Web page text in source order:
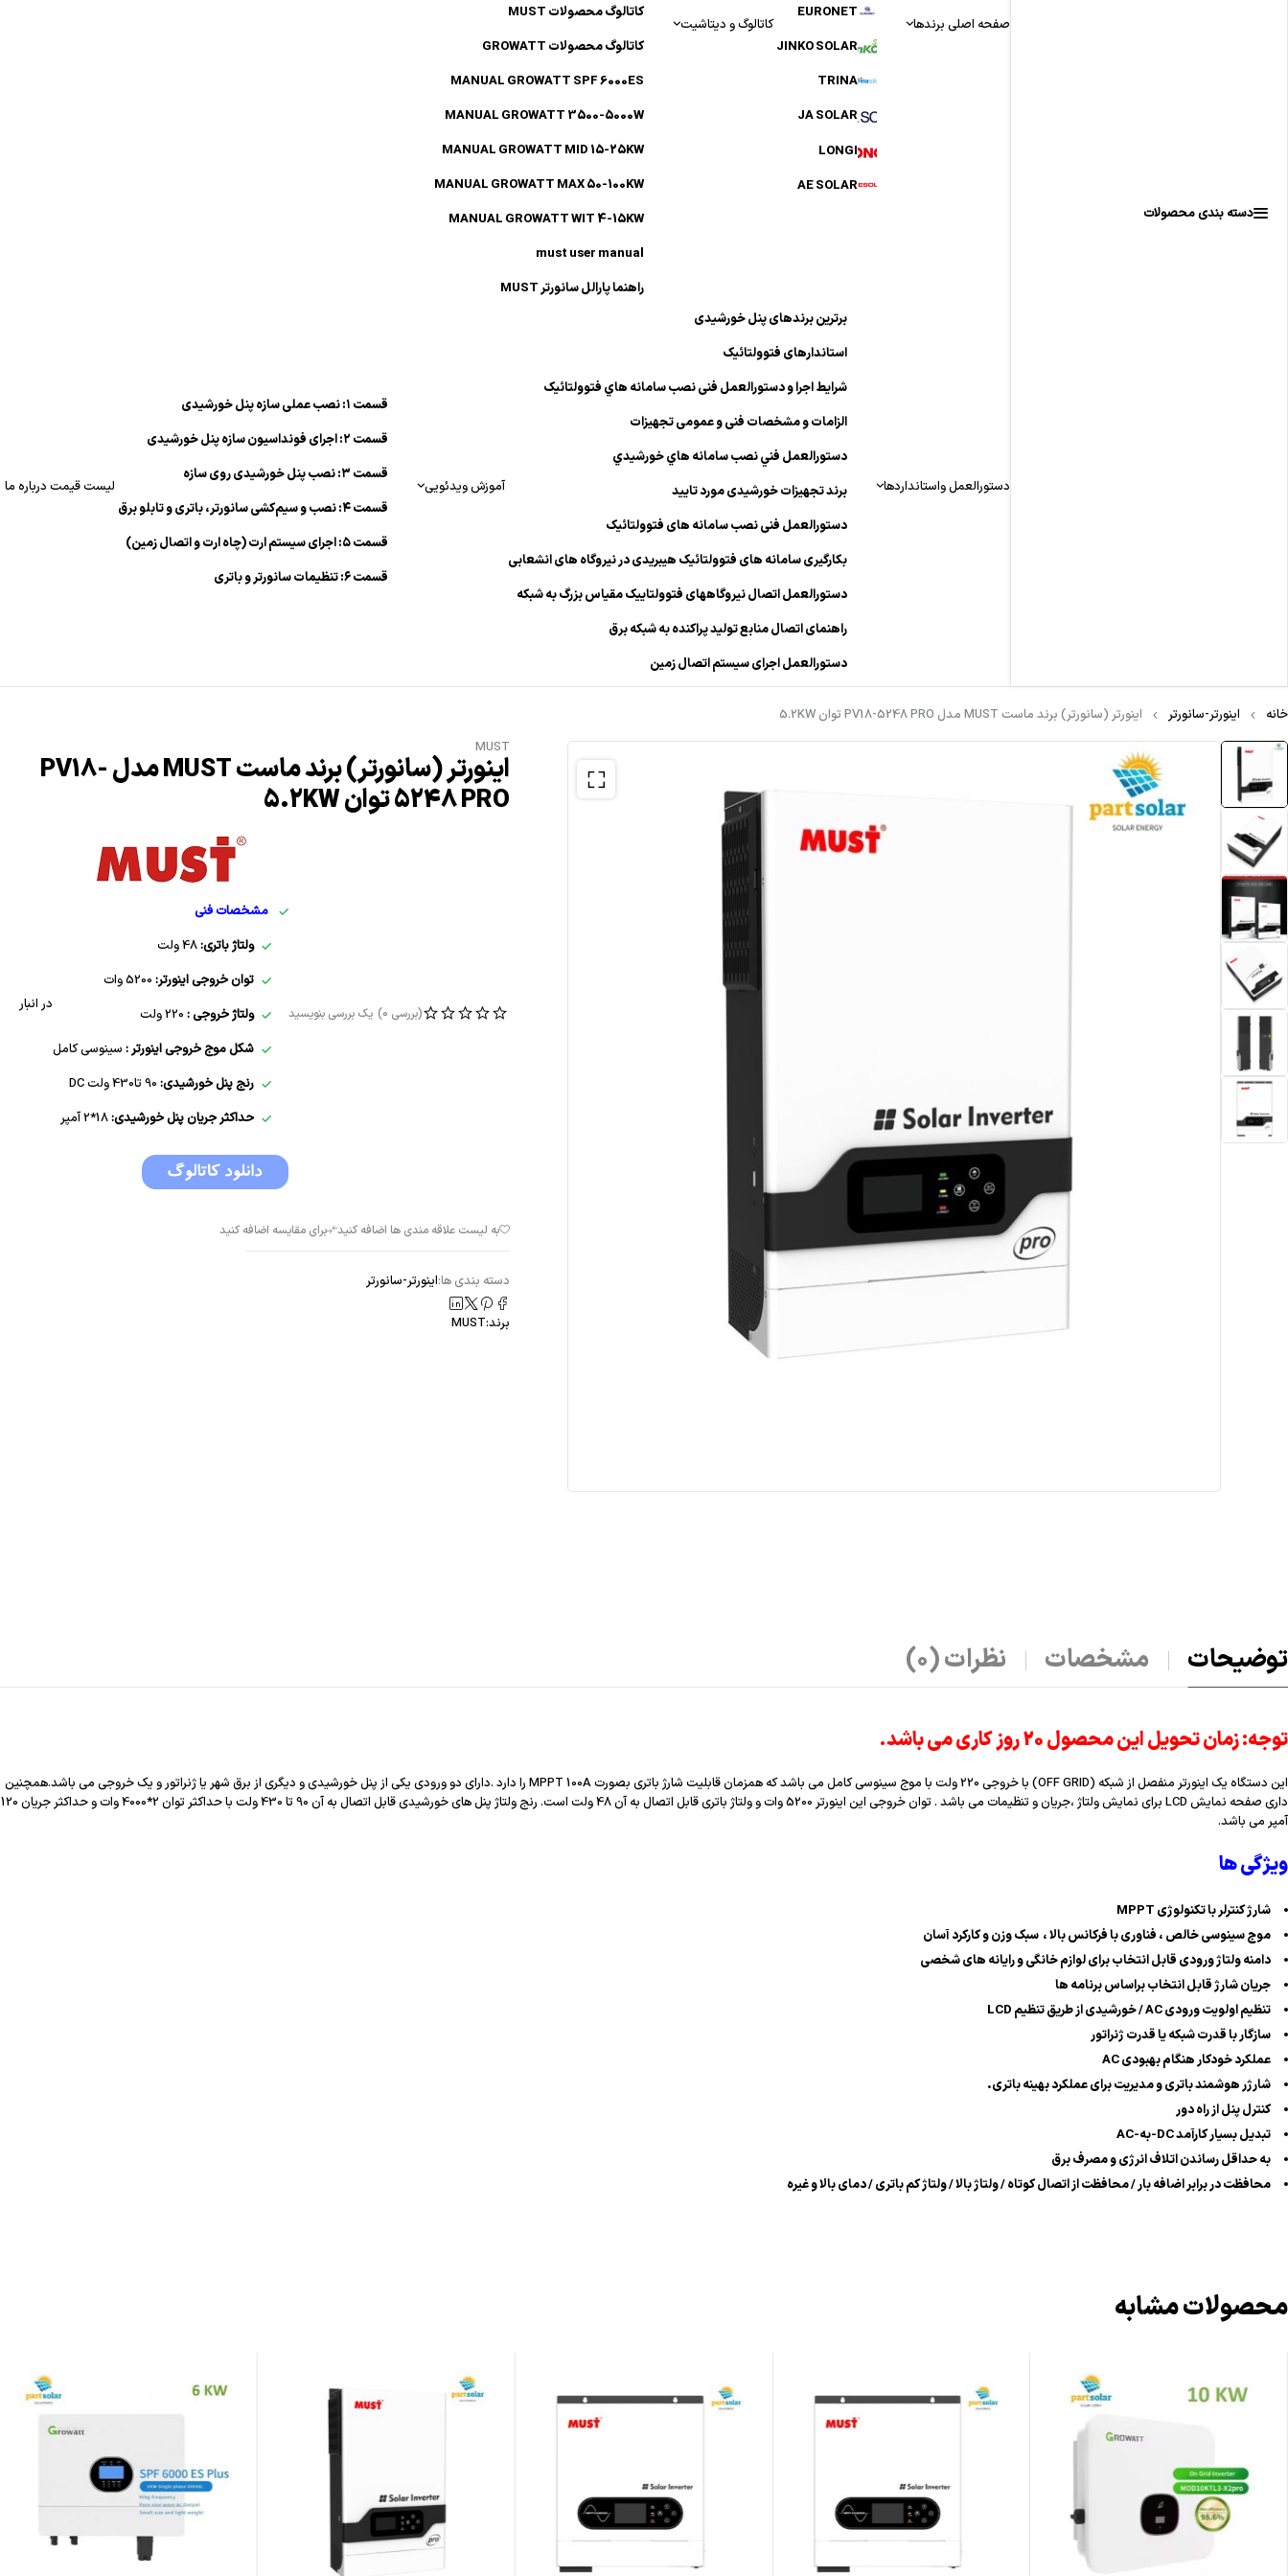
دسته بندی محصولات
صفحه اصلی برندها
EURONET
JINKO SOLAR
TRINA
JA SOLAR
LONGI
AE SOLAR
کاتالوگ و دیتاشیت
کاتالوگ محصولات MUST
کاتالوگ محصولات GROWATT
MANUAL GROWATT SPF 6000ES
MANUAL GROWATT 3500-5000W
MANUAL GROWATT MID 15-25KW
MANUAL GROWATT MAX 50-100KW
MANUAL GROWATT WIT 4-15KW
must user manual
راهنما پارالل سانورتر MUST
دستورالعمل واستانداردها
برترین برندهای پنل خورشیدی
استاندارهای فتوولتائیک
شرایط اجرا و دستورالعمل فنی نصب سامانه هاي فتوولتائیک
الزامات و مشخصات فنی و عمومی تجهیزات
دستورالعمل فني نصب سامانه هاي خورشيدي
برند تجهیزات خورشیدی مورد تایید
دستورالعمل فنی نصب سامانه های فتوولتائیک
بکارگیری سامانه های فتوولتائیک هیبریدی در نیروگاه های انشعابی
دستورالعمل اتصال نیروگاههای فتوولتاییک مقیاس بزرگ به شبکه
راهنمای اتصال منابع تولید پراکنده به شبکه برق
دستورالعمل اجرای سیستم اتصال زمین
آموزش ویدئویی
قسمت ۱: نصب عملی سازه پنل خورشیدی
قسمت ۲: اجرای فونداسیون سازه پنل خورشیدی
قسمت ۳: نصب پنل خورشیدی روی سازه
قسمت ۴: نصب و سیم‌کشی سانورتر، باتری و تابلو برق
قسمت ۵: اجرای سیستم ارت (چاه ارت و اتصال زمین)
قسمت ۶: تنظیمات سانورتر و باتری
لیست قیمت درباره ما
خانه اینورتر-سانورتر
اینورتر (سانورتر) برند ماست MUST مدل PV18-5248 PRO توان 5.2KW
MUST
اینورتر (سانورتر) برند ماست MUST مدل PV18-
5248 PRO توان 5.2KW
(بررسی 0) یک بررسی بنویسید
مشخصات فنی
ولتاژ باتری:
توان خروجی اینورتر:
ولتاژ خروجی :
شکل موج خروجی اینورتر : سینوسی کامل
رنج پنل خورشیدی:
حداکثر جریان پنل خورشیدی:
در انبار
دسته بندی ها:اینورتر-سانورتر
برند:MUST
توضیحات مشخصات نظرات (0)
توجه: زمان تحویل این محصول 20 روز کاری می باشد.
این دستگاه یک اینورتر منفصل از شبکه (OFF GRID) با خروجی 220 ولت با موج سینوسی کامل می باشد که همزمان قابلیت شارژ باتری بصورت MPPT 100A را دارد .دارای دو ورودی یکی از پنل خورشیدی و دیگری از برق شهر یا ژنراتور و یک خروجی می باشد.همچنین
داری صفحه نمایش LCD برای نمایش ولتاژ ،جریان و تنظیمات می باشد . توان خروجی این اینورتر 5200 وات و ولتاژ باتری قابل اتصال به آن 48 ولت است. رنج ولتاژ پنل های خورشیدی قابل اتصال به آن 90 تا 430 ولت با حداکثر توان 2*4000 وات و حداکثر جریان 120
آمپر می باشد.
ویژگی ها
شارژ کنترلر با تکنولوژی MPPT
موج سینوسی خالص ، فناوری با فرکانس بالا ، سبک وزن و کارکرد آسان
دامنه ولتاژ ورودی قابل انتخاب برای لوازم خانگی و رایانه های شخصی
جریان شارژ قابل انتخاب براساس برنامه ها
تنظیم اولویت ورودی AC / خورشیدی از طریق تنظیم LCD
سازگار با قدرت شبکه یا قدرت ژنراتور
عملکرد خودکار هنگام بهبودی AC
شارژر هوشمند باتری و مدیریت برای عملکرد بهینه باتری.
کنترل پنل از راه دور
تبدیل بسیار کارآمد DC-به-AC
به حداقل رساندن اتلاف انرژی و مصرف برق
محافظت در برابر اضافه بار / محافظت از اتصال کوتاه / ولتاژ بالا / ولتاژ کم باتری / دمای بالا و غیره
محصولات مشابه